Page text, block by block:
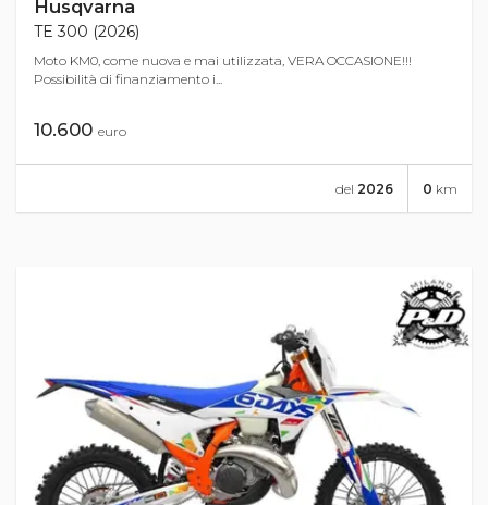
Husqvarna
TE 300 (2026)
Moto KM0, come nuova e mai utilizzata, VERA OCCASIONE!!!
Possibilità di finanziamento i...
10.600 euro
0 km
del 2026